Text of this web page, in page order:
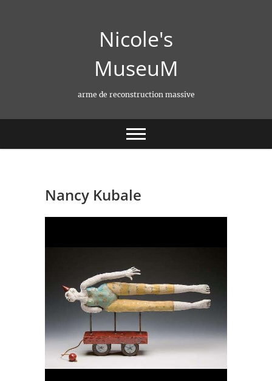
Nicole's
MuseuM
arme de reconstruction massive
Nancy Kubale